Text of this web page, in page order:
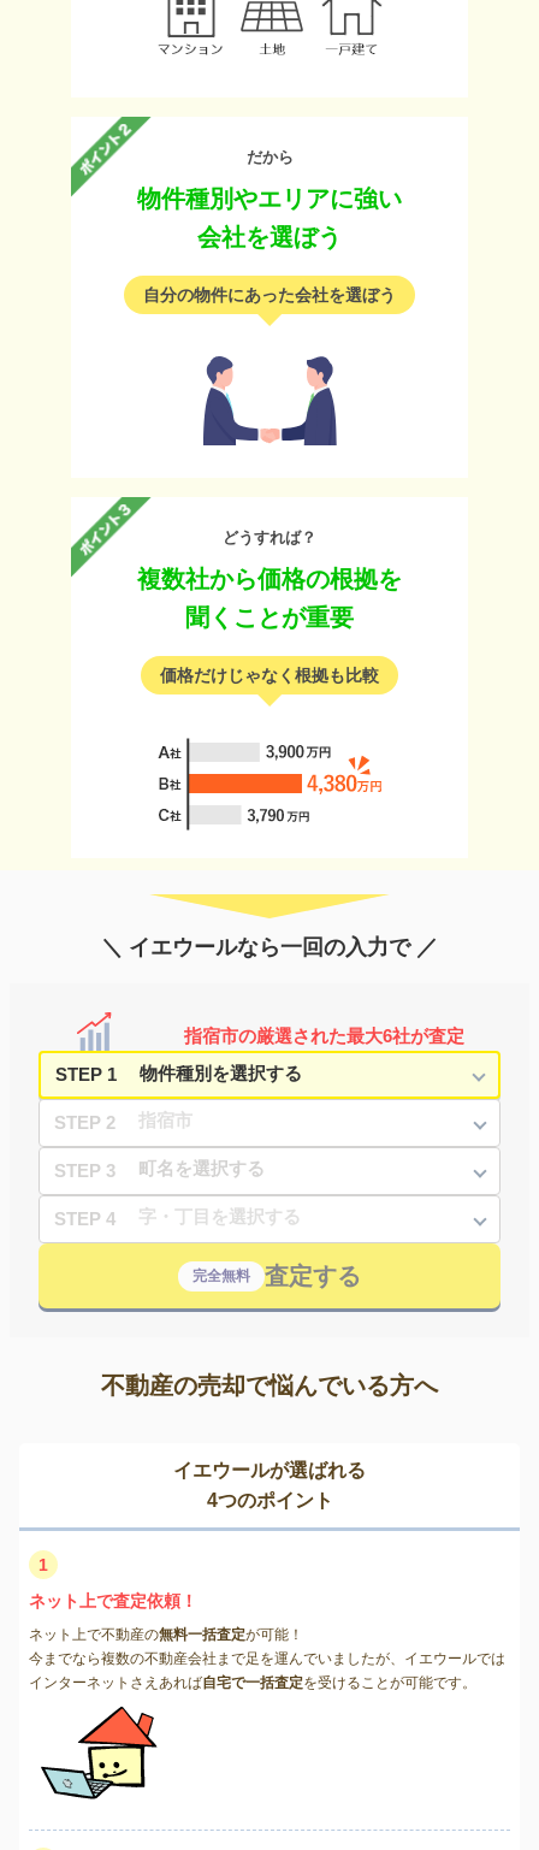
だから
物件種別やエリアに強い
会社を選ぼう
自分の物件にあった会社を選ぼう
どうすれば？
複数社から価格の根拠を
聞くことが重要
価格だけじゃなく根拠も比較
＼ イエウールなら一回の入力で ／
指宿市の厳選された最大6社が査定
STEP 1
STEP 2
STEP 3
STEP 4
完全無料 査定する
不動産の売却で悩んでいる方へ
イエウールが選ばれる
4つのポイント
1
ネット上で査定依頼！
ネット上で不動産の無料一括査定が可能！
今までなら複数の不動産会社まで足を運んでいましたが、イエウールでは
インターネットさえあれば自宅で一括査定を受けることが可能です。